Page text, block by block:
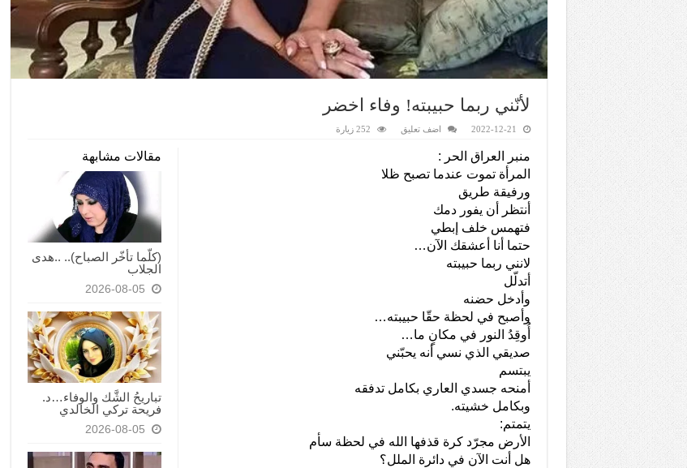
لأنّني ربما حبيبته! وفاء اخضر
2022-12-21 اضف تعليق 252 زيارة
مقالات مشابهة
(كلّما تأخّر الصباح).. ..هدى
الجلاب
2026-08-05
تباريحُ الشَّك والوفاء…د.
فريحة تركي الخالدي
2026-08-05
منبر العراق الحر :
المرأة تموت عندما تصبح ظلا
ورفيقة طريق
أنتظر أن يفور دمك
فتهمس خلف إبطي
حتما أنا أعشقك الآن…
لانني ربما حبيبته
أتدلّل
وأدخل حضنه
وأصبح في لحظة حقّا حبيبته…
أُوقِدُ النور في مكانٍ ما…
صديقي الذي نسي أنه يحبّني
يبتسم
أمنحه جسدي العاري بكامل تدفقه
وبكامل خشيته.
يتمتم:
الأرض مجرّد كرة قذفها الله في لحظة سأم
هل أنت الآن في دائرة الملل؟